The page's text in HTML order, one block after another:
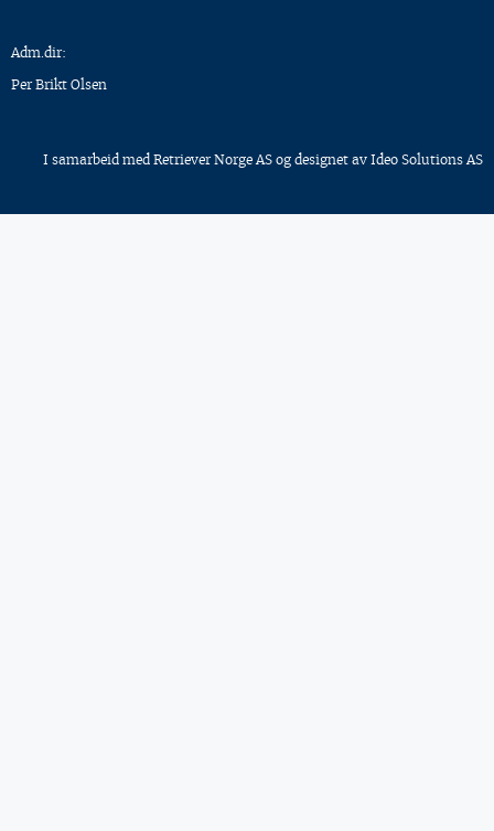
Adm.dir:
Per Brikt Olsen
I samarbeid med Retriever Norge AS og designet av Ideo Solutions AS